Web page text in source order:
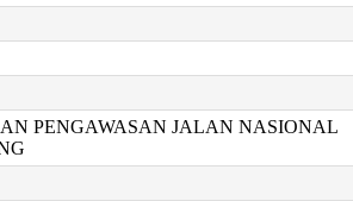
PENGAWASAN JALAN NASIONAL